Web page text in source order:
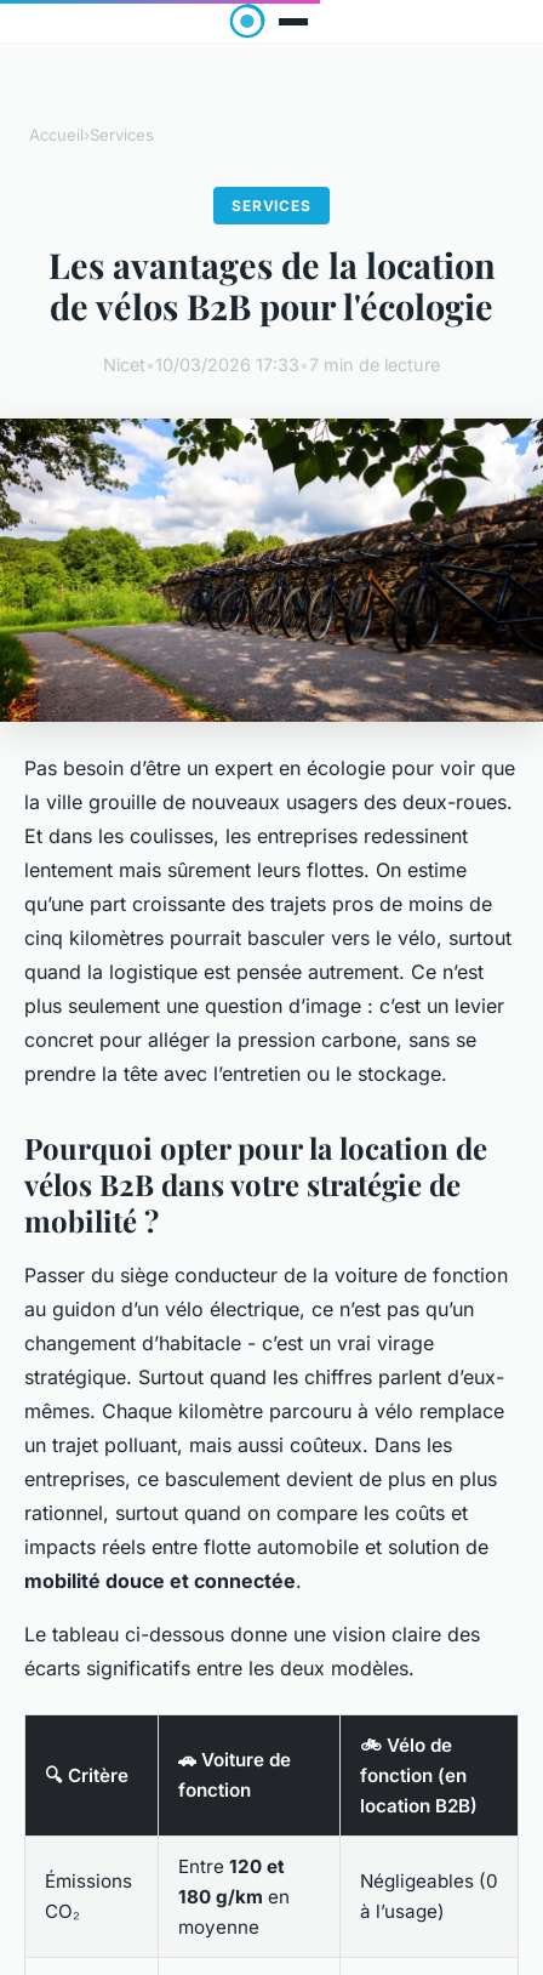
Accueil›Services
SERVICES
Les avantages de la location
de vélos B2B pour l'écologie
Nicet•10/03/2026 17:33•7 min de lecture
Pas besoin d’être un expert en écologie pour voir que
la ville grouille de nouveaux usagers des deux-roues.
Et dans les coulisses, les entreprises redessinent
lentement mais sûrement leurs flottes. On estime
qu’une part croissante des trajets pros de moins de
cinq kilomètres pourrait basculer vers le vélo, surtout
quand la logistique est pensée autrement. Ce n’est
plus seulement une question d’image : c’est un levier
concret pour alléger la pression carbone, sans se
prendre la tête avec l’entretien ou le stockage.
Pourquoi opter pour la location de
vélos B2B dans votre stratégie de
mobilité ?
Passer du siège conducteur de la voiture de fonction
au guidon d’un vélo électrique, ce n’est pas qu’un
changement d’habitacle - c’est un vrai virage
stratégique. Surtout quand les chiffres parlent d’eux-
mêmes. Chaque kilomètre parcouru à vélo remplace
un trajet polluant, mais aussi coûteux. Dans les
entreprises, ce basculement devient de plus en plus
rationnel, surtout quand on compare les coûts et
impacts réels entre flotte automobile et solution de
mobilité douce et connectée.
Le tableau ci-dessous donne une vision claire des
écarts significatifs entre les deux modèles.
🔍 Critère
🚗 Voiture de
fonction
🚲 Vélo de
fonction (en
location B2B)
Émissions
CO₂
Entre 120 et
180 g/km en
moyenne
Négligeables (0
à l’usage)